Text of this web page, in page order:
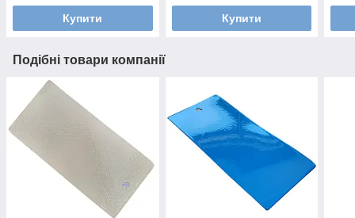
Купити Купити
Подібні товари компанії